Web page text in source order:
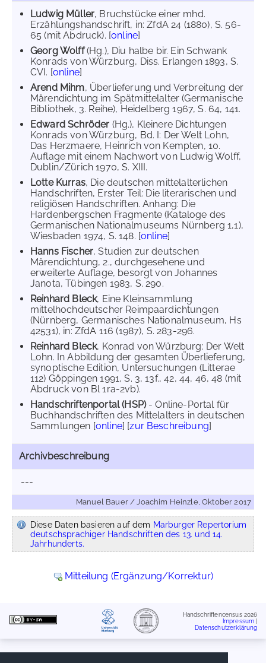
Ludwig Müller, Bruchstücke einer mhd.
Erzählungshandschrift, in: ZfdA 24 (1880), S. 56-
65 (mit Abdruck). [online]
Georg Wolff(Hg.), Diu halbe bir. Ein Schwank
Konrads von Würzburg, Diss. Erlangen 1893, S.
CVI. [online]
Arend Mihm, Überlieferung und Verbreitung der
Märendichtung im Spätmittelalter (Germanische
Bibliothek, 3. Reihe), Heidelberg 1967, S. 64, 141.
Edward Schröder (Hg.), Kleinere Dichtungen
Konrads von Würzburg, Bd. I: Der Welt Lohn,
Das Herzmaere, Heinrich von Kempten, 10.
Auflage mit einem Nachwort von Ludwig Wolff,
Dublin/Zürich 1970, S. XIII.
Lotte Kurras, Die deutschen mittelalterlichen
Handschriften, Erster Teil: Die literarischen und
religiösen Handschriften. Anhang: Die
Hardenbergschen Fragmente (Kataloge des
Germanischen Nationalmuseums Nürnberg 1,1),
Wiesbaden 1974, S. 148. [online]
Hanns Fischer, Studien zur deutschen
Märendichtung, 2., durchgesehene und
erweiterte Auflage, besorgt von Johannes
Janota, Tübingen 1983, S. 290.
Reinhard Bleck, Eine Kleinsammlung
mittelhochdeutscher Reimpaardichtungen
(Nürnberg, Germanisches Nationalmuseum, Hs
42531), in: ZfdA 116 (1987), S. 283-296.
Reinhard Bleck, Konrad von Würzburg: Der Welt
Lohn. In Abbildung der gesamten Überlieferung,
synoptische Edition, Untersuchungen (Litterae
112) Göppingen 1991, S. 3, 13f., 42, 44, 46, 48 (mit
Abdruck von Bl 1ra-2vb).
Handschriftenportal (HSP)- Online-Portal für
Buchhandschriften des Mittelalters in deutschen
Sammlungen [online] [zur Beschreibung]
Archivbeschreibung
---
Manuel Bauer / Joachim Heinzle, Oktober 2017
Diese Daten basieren auf dem Marburger Repertorium
deutschsprachiger Handschriften des 13. und 14.
Jahrhunderts.
Mitteilung (Ergänzung/Korrektur)
Handschriftencensus 2026
Impressum
Datenschutzerklärung